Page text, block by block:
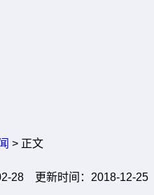
> 正文
28 更新时间：2018-12-25